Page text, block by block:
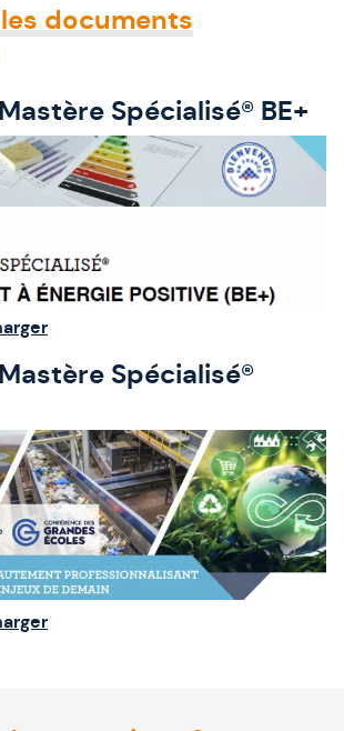
documents
Spécialisé® BE+
Spécialisé®